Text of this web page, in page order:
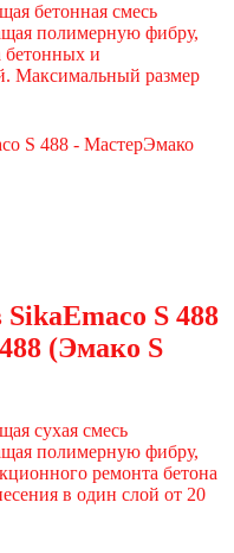
бетонная смесь
полимерную фибру,
бетонных и
Максимальный размер
S 488
(Эмако S
сухая смесь
полимерную фибру,
ремонта бетона
в один слой от 20